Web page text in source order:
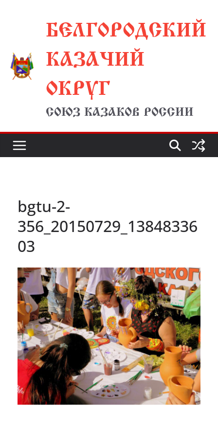
содержимомуБЕЛГОРОДСКИЙ
КАЗАЧИЙ
ОКРУГ
СОЮЗ КАЗАКОВ РОССИИ
bgtu-2-
356_20150729_13848336
03